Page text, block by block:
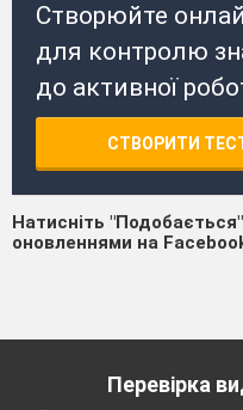
Створюйте
для контролю
до активної
СТВОРИТИ
Натисніть
оновленнями на
Перевірка